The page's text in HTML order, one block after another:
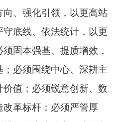
向、强化引领，以更高站
守底线、依法统计，以更
须固本强基、提质增效，
； 必须围绕中心、深耕主
价值 ； 必须锐意创新、数
改革标杆； 必须严管厚